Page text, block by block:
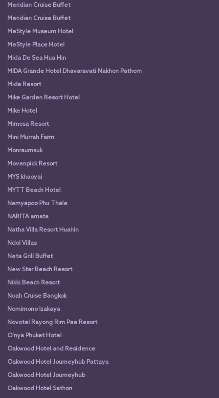
Meridian Cruise Buffet
Meridian Cruise Buffet
MeStyle Museum Hotel
MeStyle Place Hotel
Mida De Sea Hua Hin
MIDA Grande Hotel Dhavaravati Nakhon Pathom
Mida Resort
Mike Garden Resort Hotel
Mike Hotel
Mimosa Resort
Mini Murrah Farm
Monraumsuk
Movenpick Resort
MYS khaoyai
MYTT Beach Hotel
Namyapoo Phu Thale
NARITA amata
Natha Villa Resort Huahin
Ndol Villas
Neta Grill Buffet
New Star Beach Resort
Nikki Beach Resort
Noah Cruise Bangkok
Nomimono Izakaya
Novotel Rayong Rim Pae Resort
O'nya Phuket Hotel
Oakwood Hotel and Residence
Oakwood Hotel Journeyhub Pattaya
Oakwood Hotel Journeyhub
Oakwood Hotel Sathon